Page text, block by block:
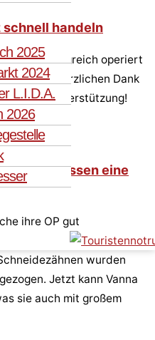
2025
2024
L.I.D.A.
2026
handeln
wurde erfolgreich operiert
mehr. Herzlichen Dank
Unterstützung!
das Fressen eine
ihre OP gut
wurden
Jetzt kann Vanna
sie auch mit großem